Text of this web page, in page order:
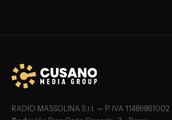
RADIO MASSOLINA S.r.l. — P. IVA 11489861002